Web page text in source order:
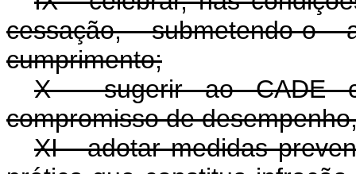
cessação,
cumprimento;
X - sugerir ao CADE
compromisso de
XI - adotar medidas